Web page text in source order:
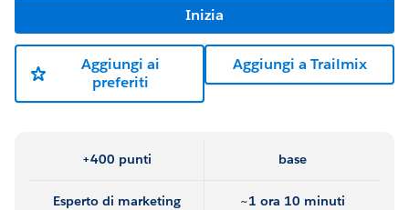
Inizia
Aggiungi ai
preferiti
Aggiungi a Trailmix
+400 punti base
Esperto di marketing ~1 ora 10 minuti